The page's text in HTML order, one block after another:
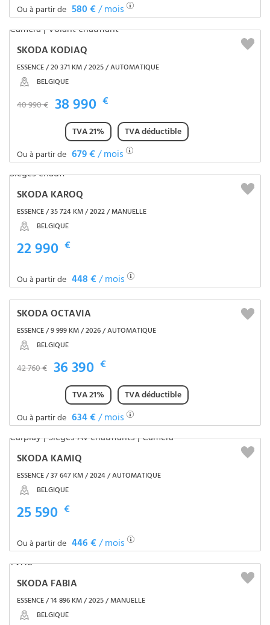
Ou à partir de 580 €/ mois
SKODA KODIAQ
ESSENCE / 20 371 KM / 2025 / AUTOMATIQUE
BELGIQUE
40 990 € 38 990 €
TVA 21%
TVA déductible
Ou à partir de 679 €/ mois
SKODA KAROQ
ESSENCE / 35 724 KM / 2022 / MANUELLE
BELGIQUE
22 990 €
Ou à partir de 448 €/ mois
SKODA OCTAVIA
ESSENCE / 9 999 KM / 2026 / AUTOMATIQUE
BELGIQUE
42 760 € 36 390 €
TVA 21%
TVA déductible
Ou à partir de 634 €/ mois
SKODA KAMIQ
ESSENCE / 37 647 KM / 2024 / AUTOMATIQUE
BELGIQUE
25 590 €
Ou à partir de 446 €/ mois
SKODA FABIA
ESSENCE / 14 896 KM / 2025 / MANUELLE
BELGIQUE